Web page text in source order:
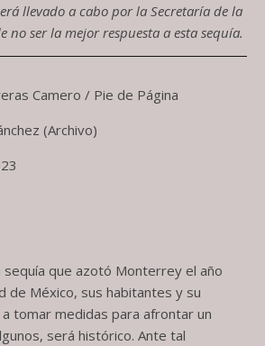
llevado a cabo por la Secretaría de la
no ser la mejor respuesta a esta sequía.
Camero / Pie de Página
(Archivo)
sequía que azotó Monterrey el año
de México, sus habitantes y su
tomar medidas para afrontar un
será histórico. Ante tal